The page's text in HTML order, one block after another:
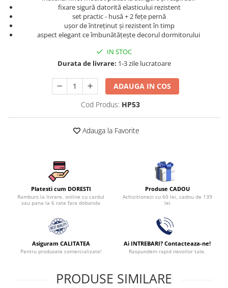
Persoane
Set Lenjerie Pat Blanita Iepure, 6
Piese, Cu Pilota Inclusa
Lenjerii De Pat Premium Collection
Set Lenjerie De Pat, 7 Piese, Cu
Pilota / Cuvertura Inclusa
Set Lenjerie De Pat Jacquard Regal,
11 Piese, Cuvertura Inclusa
Lenjerii Damasc Egiptean King Size
Lenjerii De Pat, Imprimeu 3D, 1
fixare sigură datorită elasticului rezistent
set practic - husă + 2 fețe pernă
ușor de întreținut și rezistent în timp
aspect elegant ce îmbunătățește decorul dormitorului
IN STOC
Durata de livrare: 1-3 zile lucratoare
ADAUGA IN COS
Cod Produs: HP53
Adauga la Favorite
Platesti cum DORESTI
Ramburs la livrare, online cu cardul
sau pana la 6 rate fara dobanda
Produse CADOU
Achizitionezi cu 60 lei, cadou de 139
lei
Asiguram CALITATEA
Pentru produsele comercializate!
Ai INTREBARI? Contacteaza-ne!
Raspundem rapid nevoilor tale.
PRODUSE SIMILARE